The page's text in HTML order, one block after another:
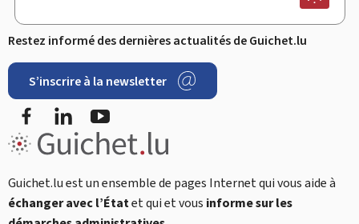
Restez informé des dernières actualités de Guichet.lu
S’inscrire à la newsletter
FacebookLinkedIn
Guichet.lu est un ensemble de pages Internet qui vous aide à
échanger avec l’Étatet qui et vous informe sur les